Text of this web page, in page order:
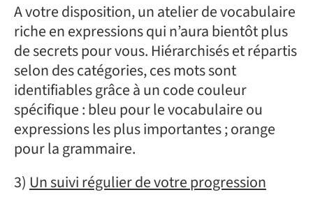
A votre disposition, un atelier de vocabulaire
riche en expressions qui n’aura bientôt plus
de secrets pour vous. Hiérarchisés et répartis
selon des catégories, ces mots sont
identifiables grâce à un code couleur
spécifique : bleu pour le vocabulaire ou
expressions les plus importantes ; orange
pour la grammaire.
3)Un suivi régulier de votre progression